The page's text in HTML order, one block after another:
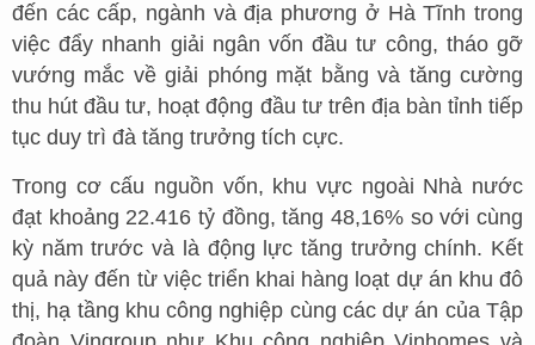
đến các cấp, ngành và địa phương ở Hà Tĩnh trong
việc đẩy nhanh giải ngân vốn đầu tư công, tháo gỡ
vướng mắc về giải phóng mặt bằng và tăng cường
thu hút đầu tư, hoạt động đầu tư trên địa bàn tỉnh tiếp
tục duy trì đà tăng trưởng tích cực.
Trong cơ cấu nguồn vốn, khu vực ngoài Nhà nước
đạt khoảng 22.416 tỷ đồng, tăng 48,16% so với cùng
kỳ năm trước và là động lực tăng trưởng chính. Kết
quả này đến từ việc triển khai hàng loạt dự án khu đô
thị, hạ tầng khu công nghiệp cùng các dự án của Tập